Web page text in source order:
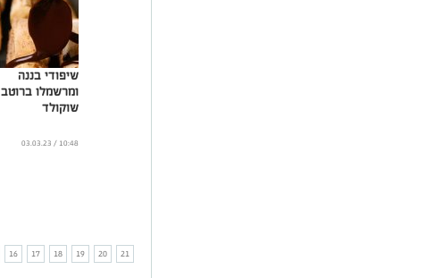
שיפודי בננה
ומרשמלו ברוטב
שוקולד
10:48 / 03.03.23
16 17 18 19 20
21